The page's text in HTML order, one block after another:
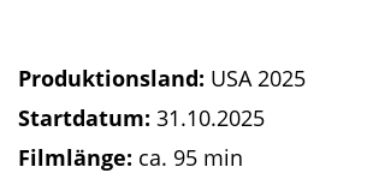
Produktionsland: USA 2025
Startdatum: 31.10.2025
Filmlänge: ca. 95 min